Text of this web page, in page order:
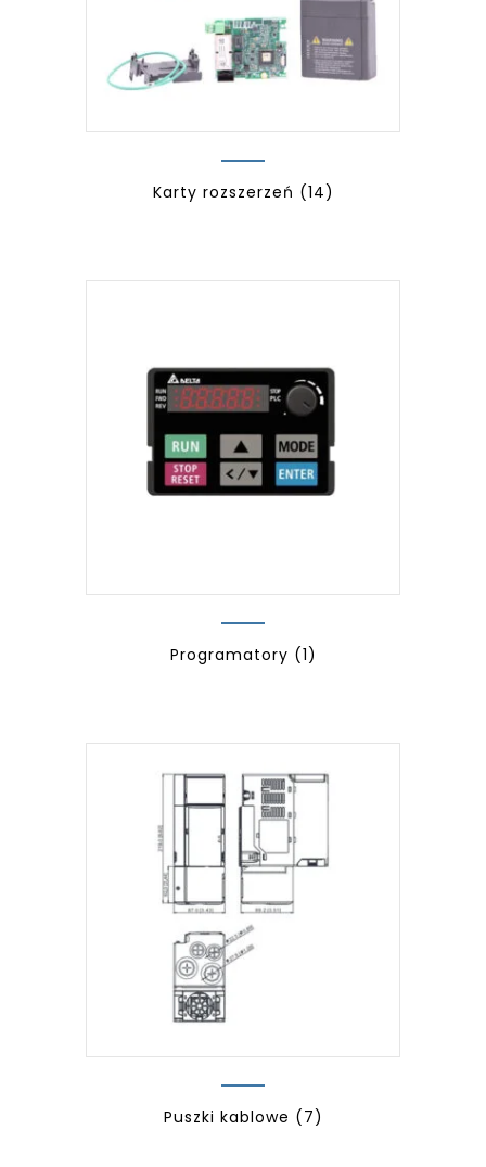
Karty rozszerzeń (14)
Programatory (1)
Puszki kablowe (7)